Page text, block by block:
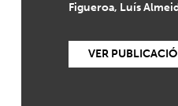
Figueroa, Luís
VER